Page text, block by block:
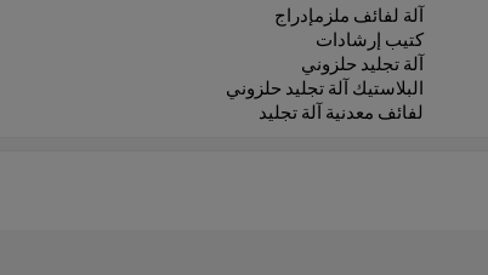
آلة لفائف ملزمإدراج
كتيب إرشادات
آلة تجليد حلزوني
البلاستيك آلة تجليد حلزوني
لفائف معدنية آلة تجليد